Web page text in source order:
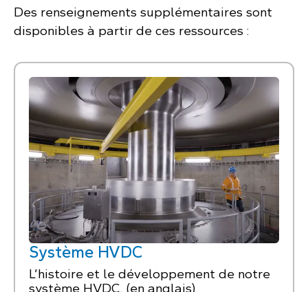
Des renseignements supplémentaires sont
disponibles à partir de ces ressources :
Système HVDC
L’histoire et le développement de notre
système HVDC. (en anglais)